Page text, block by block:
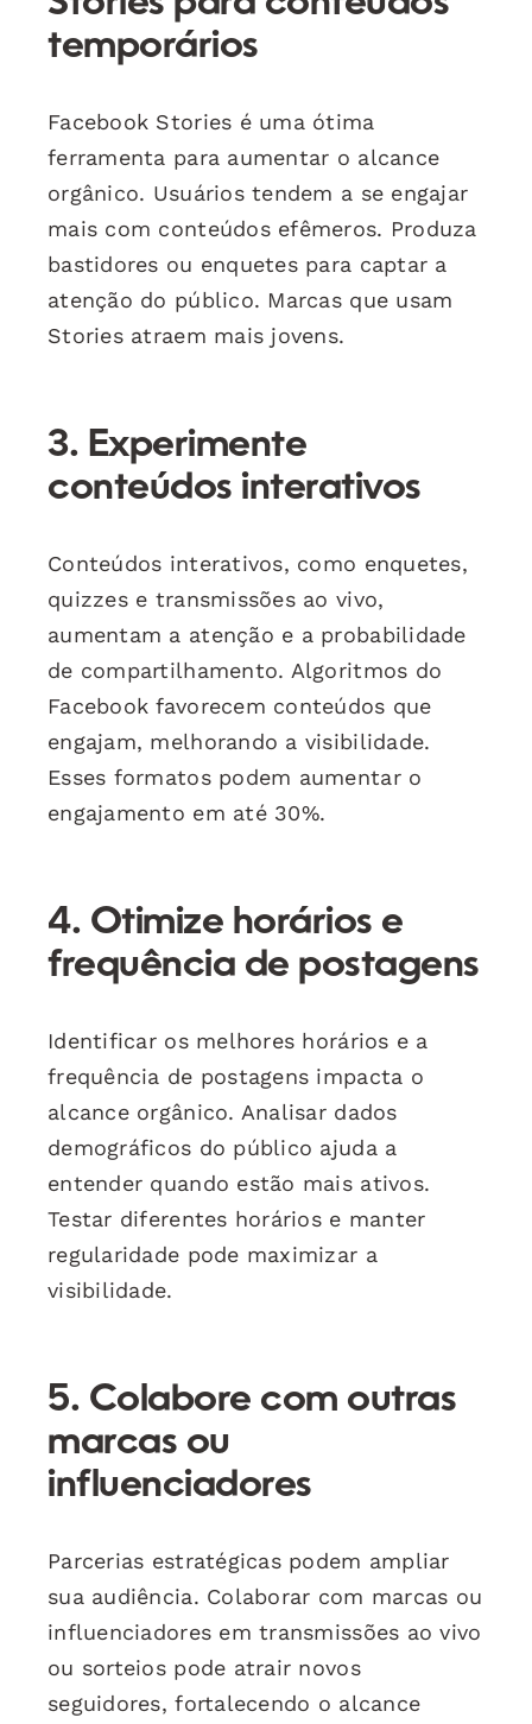
temporários
Facebook Stories é uma ótima
ferramenta para aumentar o alcance
orgânico. Usuários tendem a se engajar
mais com conteúdos efêmeros. Produza
bastidores ou enquetes para captar a
atenção do público. Marcas que usam
Stories atraem mais jovens.
3. Experimente
conteúdos interativos
Conteúdos interativos, como enquetes,
quizzes e transmissões ao vivo,
aumentam a atenção e a probabilidade
de compartilhamento. Algoritmos do
Facebook favorecem conteúdos que
engajam, melhorando a visibilidade.
Esses formatos podem aumentar o
engajamento em até 30%.
4. Otimize horários e
frequência de postagens
Identificar os melhores horários e a
frequência de postagens impacta o
alcance orgânico. Analisar dados
demográficos do público ajuda a
entender quando estão mais ativos.
Testar diferentes horários e manter
regularidade pode maximizar a
visibilidade.
5. Colabore com outras
marcas ou
influenciadores
Parcerias estratégicas podem ampliar
sua audiência. Colaborar com marcas ou
influenciadores em transmissões ao vivo
ou sorteios pode atrair novos
seguidores, fortalecendo o alcance